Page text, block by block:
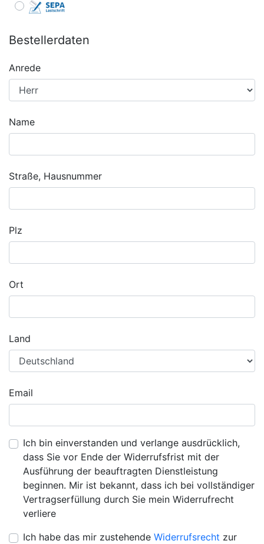
Bestellerdaten
Anrede
Name
Straße, Hausnummer
Plz
Ort
Land
Email
Ich bin einverstanden und verlange ausdrücklich,
dass Sie vor Ende der Widerrufsfrist mit der
Ausführung der beauftragten Dienstleistung
beginnen. Mir ist bekannt, dass ich bei vollständiger
Vertragserfüllung durch Sie mein Widerrufrecht
verliere
Ich habe das mir zustehende Widerrufsrecht zur